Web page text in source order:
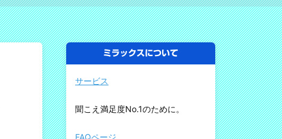
ミラックスについて
サービス
聞こえ満足度No.1のために。
FAQページ